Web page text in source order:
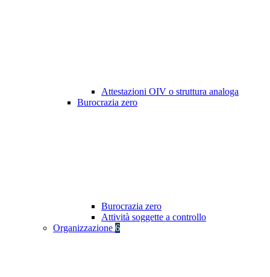
Attestazioni OIV o struttura analoga
Burocrazia zero
Burocrazia zero
Attività soggette a controllo
Organizzazione 6